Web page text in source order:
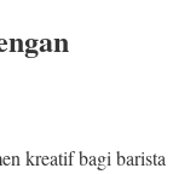
kreatif bagi barista